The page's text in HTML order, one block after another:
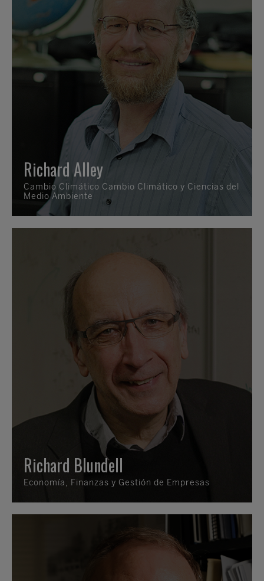
Richard Alley
Cambio Climático Cambio Climático y Ciencias del
Medio Ambiente
Richard Blundell
Economía, Finanzas y Gestión de Empresas